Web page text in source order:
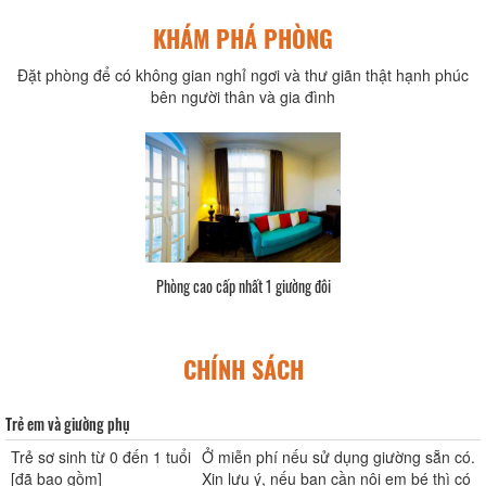
KHÁM PHÁ PHÒNG
Đặt phòng để có không gian nghỉ ngơi và thư giãn thật hạnh phúc
bên người thân và gia đình
Phòng cao cấp nhất 1 giường đôi
CHÍNH SÁCH
Trẻ em và giường phụ
Trẻ sơ sinh từ 0 đến 1 tuổi
[đã bao gồm]
Ở miễn phí nếu sử dụng giường sẵn có.
Xin lưu ý, nếu bạn cần nôi em bé thì có